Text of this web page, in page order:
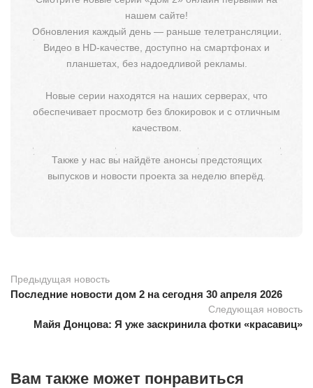
нашем сайте!
Обновления каждый день — раньше телетрансляции.
Видео в HD-качестве, доступно на смартфонах и
планшетах, без надоедливой рекламы.
Новые серии находятся на наших серверах, что
обеспечивает просмотр без блокировок и с отличным
качеством.
Также у нас вы найдёте анонсы предстоящих
выпусков и новости проекта за неделю вперёд.
Предыдущая новость
Последние новости дом 2 на сегодня 30 апреля 2026
Следующая новость
Майя Донцова: Я уже заскринила фотки «красавиц»
Вам также может понравиться